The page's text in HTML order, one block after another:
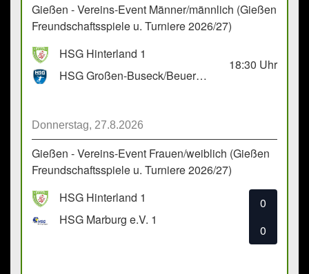
Gießen - Vereins-Event Männer/männlich (Gießen
Freundschaftsspiele u. Turniere 2026/27)
HSG Hinterland 1
HSG Großen-Buseck/Beuern 1
18:30 Uhr
Donnerstag, 27.8.2026
Gießen - Vereins-Event Frauen/weiblich (Gießen
Freundschaftsspiele u. Turniere 2026/27)
HSG Hinterland 1
HSG Marburg e.V. 1
0
0